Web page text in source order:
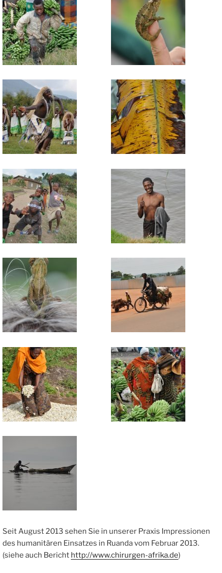
Seit August 2013 sehen Sie in unserer Praxis Impressionen
des humanitären Einsatzes in Ruanda vom Februar 2013.
(siehe auch Bericht http://www.chirurgen-afrika.de)